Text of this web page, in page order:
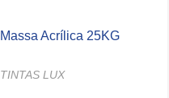
Massa Acrílica 25KG
TINTAS LUX